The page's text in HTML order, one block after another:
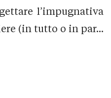
l’impugnativa
(in tutto o in par...